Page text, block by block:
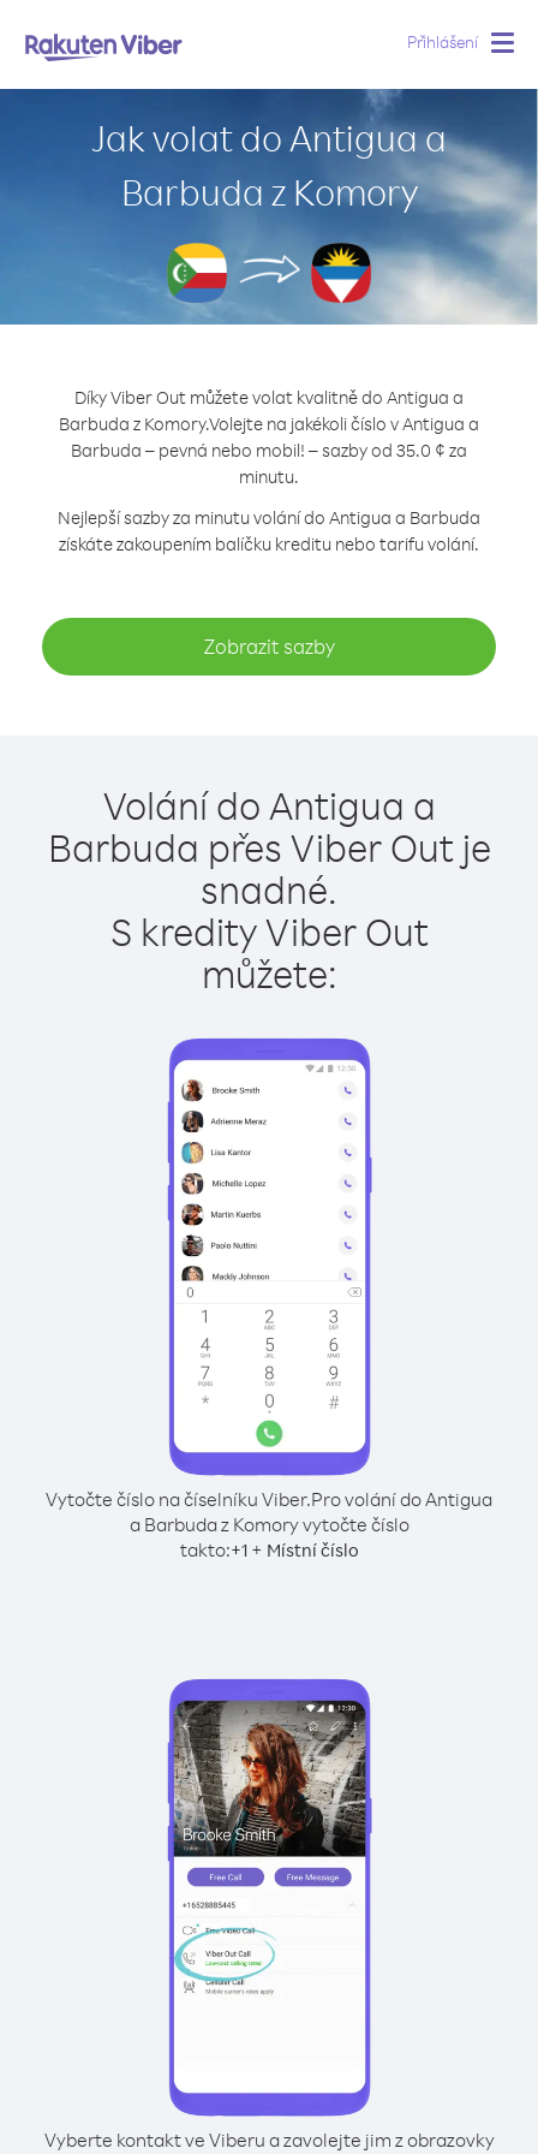
Přihlášení
Jak volat do Antigua a
Barbuda z Komory
Díky Viber Out můžete volat kvalitně do Antigua a
Barbuda z Komory.Volejte na jakékoli číslo v Antigua a
Barbuda – pevná nebo mobil! – sazby od 35.0 ¢ za
minutu.
Nejlepší sazby za minutu volání do Antigua a Barbuda
získáte zakoupením balíčku kreditu nebo tarifu volání.
Zobrazit sazby
Volání do Antigua a
Barbuda přes Viber Out je
snadné.
S kredity Viber Out
můžete:
Vytočte číslo na číselníku Viber.Pro volání do Antigua
a Barbuda z Komory vytočte číslo
takto:+1+ Místní číslo
Vyberte kontakt ve Viberu a zavolejte jim z obrazovky